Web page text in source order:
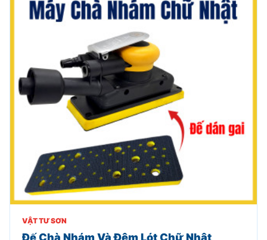
VẬT TƯ SƠN
Đế Chà Nhám Và Đệm Lót Chữ Nhật